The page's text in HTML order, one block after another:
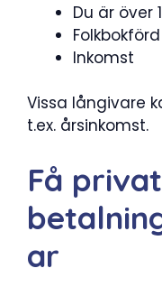
Du är över
Inkomst
Vissa långivare
t.ex. årsinkomst.
Få
ar